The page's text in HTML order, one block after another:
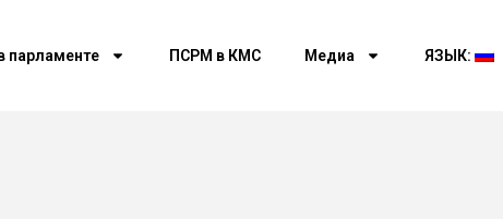
парламенте ПСРМ в КМС Медиа ЯЗЫК: